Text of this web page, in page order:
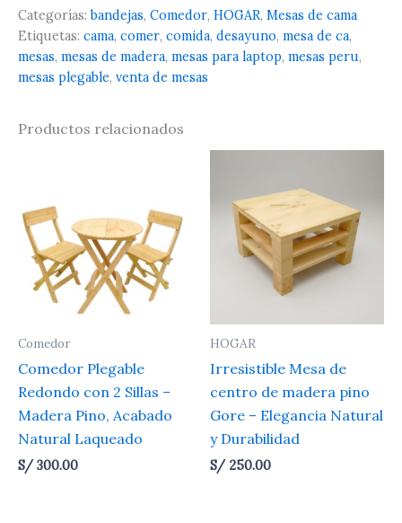
Categorías:bandejas, Comedor, HOGAR, Mesas de cama
Etiquetas: cama, comer, comida, desayuno, mesa de ca,
mesas, mesas de madera, mesas para laptop, mesas peru,
mesas plegable, venta de mesas
Productos relacionados
Comedor
Comedor Plegable
Redondo con 2 Sillas –
Madera Pino, Acabado
Natural Laqueado
S/ 300.00
HOGAR
Irresistible Mesa de
centro de madera pino
Gore – Elegancia Natural
y Durabilidad
S/ 250.00